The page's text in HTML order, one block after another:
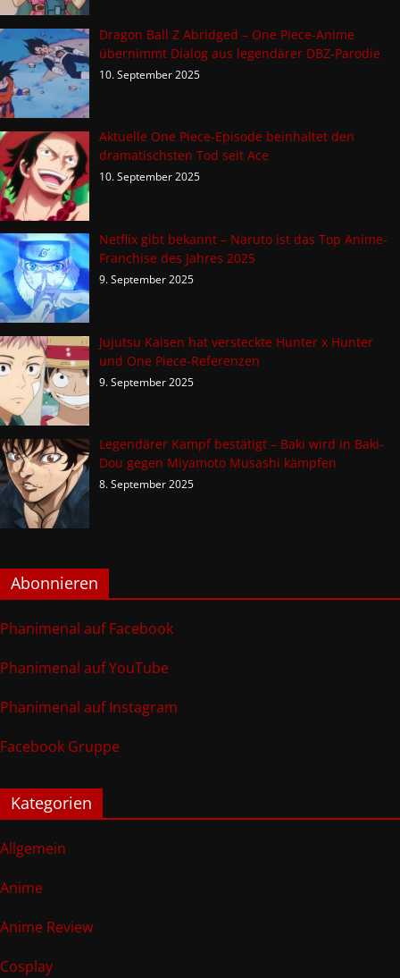
Dragon Ball Z Abridged – One Piece-Anime
übernimmt Dialog aus legendärer DBZ-Parodie
10. September 2025
Aktuelle One Piece-Episode beinhaltet den
dramatischsten Tod seit Ace
10. September 2025
Netflix gibt bekannt – Naruto ist das Top Anime-
Franchise des Jahres 2025
9. September 2025
Jujutsu Kaisen hat versteckte Hunter x Hunter
und One Piece-Referenzen
9. September 2025
Legendärer Kampf bestätigt – Baki wird in Baki-
Dou gegen Miyamoto Musashi kämpfen
8. September 2025
Abonnieren
Phanimenal auf Facebook
Phanimenal auf YouTube
Phanimenal auf Instagram
Facebook Gruppe
Kategorien
Allgemein
Anime
Anime Review
Cosplay